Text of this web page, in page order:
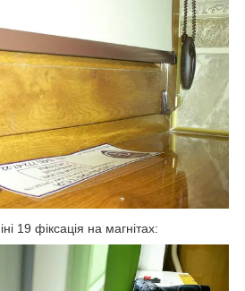
19 фіксація на магнітах: